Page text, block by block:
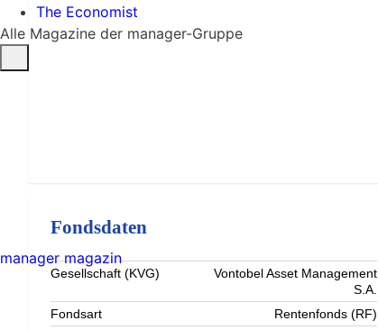
Fondsdaten
Gesellschaft (KVG)
Vontobel Asset Management
S.A.
Fondsart
Rentenfonds (RF)
The Economist
Alle Magazine der manager-Gruppe
manager magazin